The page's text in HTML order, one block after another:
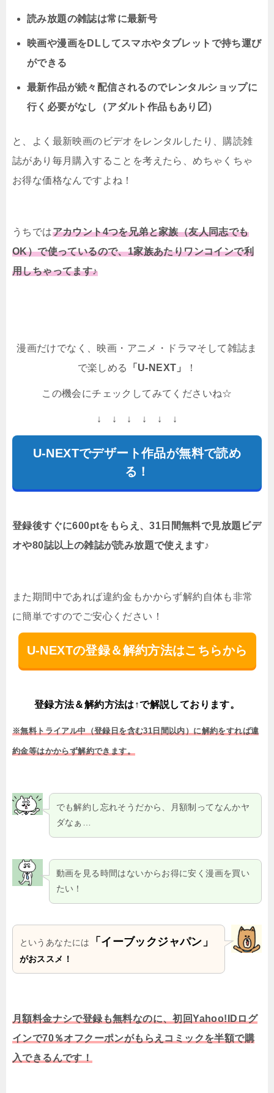
読み放題の雑誌は常に最新号
映画や漫画をDLしてスマホやタブレットで持ち運び
ができる
最新作品が続々配信されるのでレンタルショップに
行く必要がなし（アダルト作品もあり〼）
と、よく最新映画のビデオをレンタルしたり、購読雑
誌があり毎月購入することを考えたら、めちゃくちゃ
お得な価格なんですよね！
うちではアカウント4つを兄弟と家族（友人同志でも
OK）で使っているので、1家族あたりワンコインで利
用しちゃってます♪
漫画だけでなく、映画・アニメ・ドラマそして雑誌ま
で楽しめる
「U-NEXT」 ！
この機会にチェックしてみてくださいね☆
↓ ↓ ↓ ↓ ↓ ↓
U-NEXTでデザート作品が無料で読め
る！
登録後すぐに600ptをもらえ、31日間無料で見放題ビデ
オや80誌以上の雑誌が読み放題で使えます♪
また期間中であれば違約金もかからず解約自体も非常
に簡単ですのでご安心ください！
U-NEXTの登録＆解約方法はこちらから
登録方法＆解約方法は↑で解説しております。
※無料トライアル中（登録日を含む31日間以内）に解約をすれば違
約金等はかからず解約できます。
でも解約し忘れそうだから、月額制ってなんかヤ
ダなぁ…
動画を見る時間はないからお得に安く漫画を買い
たい！
というあなたには 「イーブックジャパン」
がおススメ！
月額料金ナシで登録も無料なのに、初回Yahoo!IDログ
インで70％オフクーポンがもらえコミックを半額で購
入できるんです！